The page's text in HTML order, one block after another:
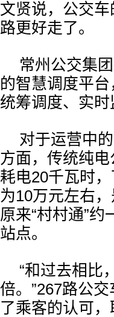
文贤说，公交
路更好走了。
常州公交集
的智慧调度平台
统筹调度、实
对于运营中
方面，传统纯
耗电20千瓦时
为10万元左右
原来“村村通”
站点。
“和过去相比
倍。”267路公
了乘客的认可，